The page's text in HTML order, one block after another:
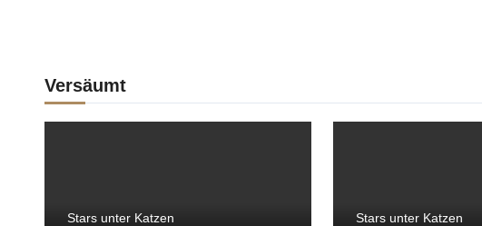
Versäumt
Stars unter Katzen Stars unter Katzen